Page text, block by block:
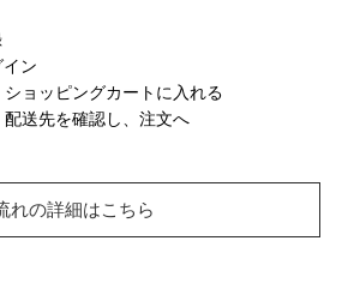
ン
ョッピングカートに入れる
送先を確認し、注文へ
れの詳細はこちら